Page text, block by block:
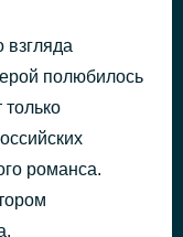
полюбилось
романса.